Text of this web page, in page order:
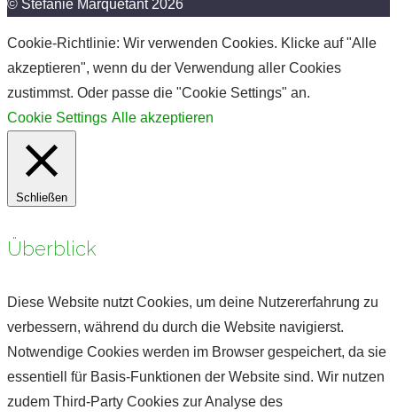
© Stefanie Marquetant 2026
Cookie-Richtlinie: Wir verwenden Cookies. Klicke auf "Alle
akzeptieren", wenn du der Verwendung aller Cookies
zustimmst. Oder passe die "Cookie Settings" an.
Cookie Settings Alle akzeptieren
Schließen
Überblick
Diese Website nutzt Cookies, um deine Nutzererfahrung zu
verbessern, während du durch die Website navigierst.
Notwendige Cookies werden im Browser gespeichert, da sie
essentiell für Basis-Funktionen der Website sind. Wir nutzen
zudem Third-Party Cookies zur Analyse des